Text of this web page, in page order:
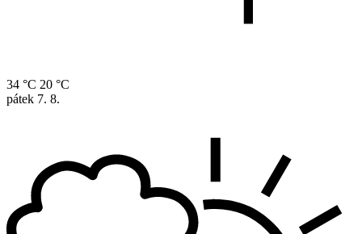
34 °C 20 °C
pátek 7. 8.